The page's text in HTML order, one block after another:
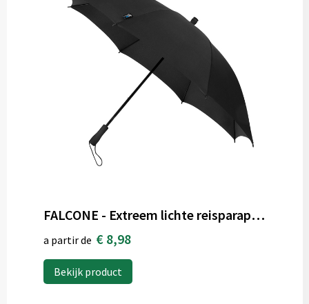
FALCONE - Extreem lichte reisparaplu - Handopening - Windproof - 100 cm
a partir de € 8,98
Bekijk product